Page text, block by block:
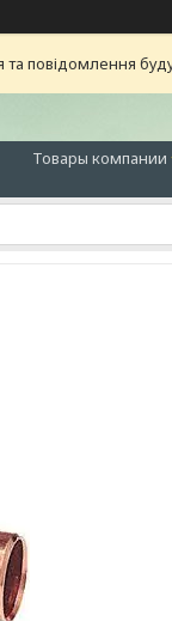
повідомлення
Товары компании